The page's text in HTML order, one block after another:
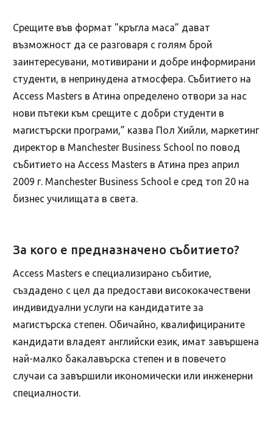
Срещите във формат "кръгла маса” дават
възможност да се разговаря с голям брой
заинтересувани, мотивирани и добре информирани
студенти, в непринудена атмосфера. Събитието на
Access Masters в Атина определено отвори за нас
нови пътеки към срещите с добри студенти в
магистърски програми,” казва Пол Хийли, маркетинг
директор в Manchester Business School по повод
събитието на Access Masters в Атина през април
2009 г. Manchester Business School е сред топ 20 на
бизнес училищата в света.
За кого е предназначено събитието?
Access Masters е специализирано събитие,
създадено с цел да предостави висококачествени
индивидуални услуги на кандидатите за
магистърска степен. Обичайно, квалифицираните
кандидати владеят английски език, имат завършена
най-малко бакалавърска степен и в повечето
случаи са завършили икономически или инженерни
специалности.